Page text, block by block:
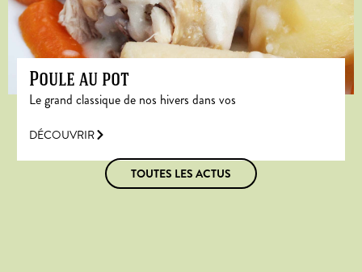
Poule au pot
Le grand classique de nos hivers dans vos
DÉCOUVRIR
TOUTES LES ACTUS